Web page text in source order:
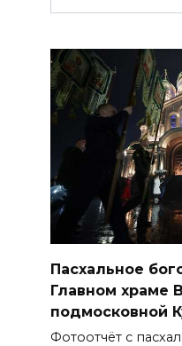
Пасхальное
Главном храме
подмосковной
Фотоотчёт с